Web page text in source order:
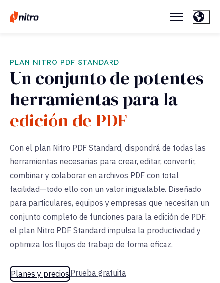
PLAN NITRO PDF STANDARD
Un conjunto de potentes
herramientas para la
edición de PDF
Con el plan Nitro PDF Standard, dispondrá de todas las
herramientas necesarias para crear, editar, convertir,
combinar y colaborar en archivos PDF con total
facilidad—todo ello con un valor inigualable. Diseñado
para particulares, equipos y empresas que necesitan un
conjunto completo de funciones para la edición de PDF,
el plan Nitro PDF Standard impulsa la productividad y
optimiza los flujos de trabajo de forma eficaz.
Planes y precios Prueba gratuita